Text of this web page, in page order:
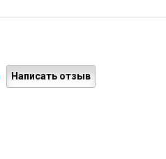
Написать отзыв